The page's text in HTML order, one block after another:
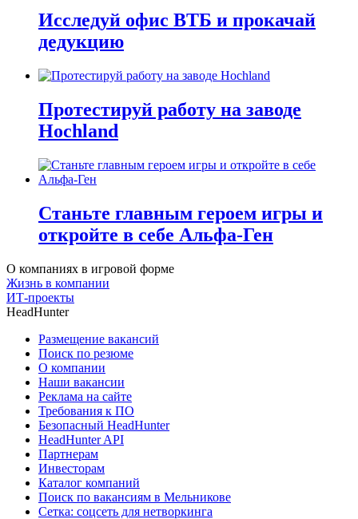
Исследуй офис ВТБ и прокачай
дедукцию
Протестируй работу на заводе
Hochland
Станьте главным героем игры и
откройте в себе Альфа-Ген
О компаниях в игровой форме
Жизнь в компании
ИТ-проекты
HeadHunter
Размещение вакансий
Поиск по резюме
О компании
Наши вакансии
Реклама на сайте
Требования к ПО
Безопасный HeadHunter
HeadHunter API
Партнерам
Инвесторам
Каталог компаний
Поиск по вакансиям в Мельникове
Сетка: соцсеть для нетворкинга